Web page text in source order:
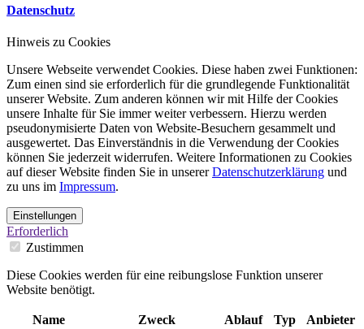
Datenschutz
Hinweis zu Cookies
Unsere Webseite verwendet Cookies. Diese haben zwei Funktionen:
Zum einen sind sie erforderlich für die grundlegende Funktionalität
unserer Website. Zum anderen können wir mit Hilfe der Cookies
unsere Inhalte für Sie immer weiter verbessern. Hierzu werden
pseudonymisierte Daten von Website-Besuchern gesammelt und
ausgewertet. Das Einverständnis in die Verwendung der Cookies
können Sie jederzeit widerrufen. Weitere Informationen zu Cookies
auf dieser Website finden Sie in unsererDatenschutzerklärung und
zu uns im Impressum.
Einstellungen
Erforderlich
Zustimmen
Diese Cookies werden für eine reibungslose Funktion unserer
Website benötigt.
Name Zweck Ablauf Typ Anbieter